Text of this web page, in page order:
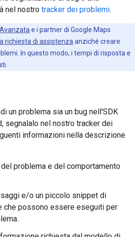
nel nostro tracker dei problemi.
e i partner di Google Maps
richiesta di assistenza anziché creare
In questo modo, i tempi di risposta e
un problema sia un bug nell'SDK
segnalalo nel nostro tracker dei
informazioni nella descrizione
problema e del comportamento
e/o un piccolo snippet di
che possono essere eseguiti per